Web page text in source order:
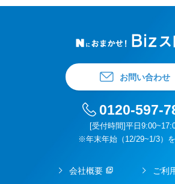
お問い合わせ
0120-597-
[受付時間]平日
※年末年始（12/29~1/3）を
会社概要 ご利